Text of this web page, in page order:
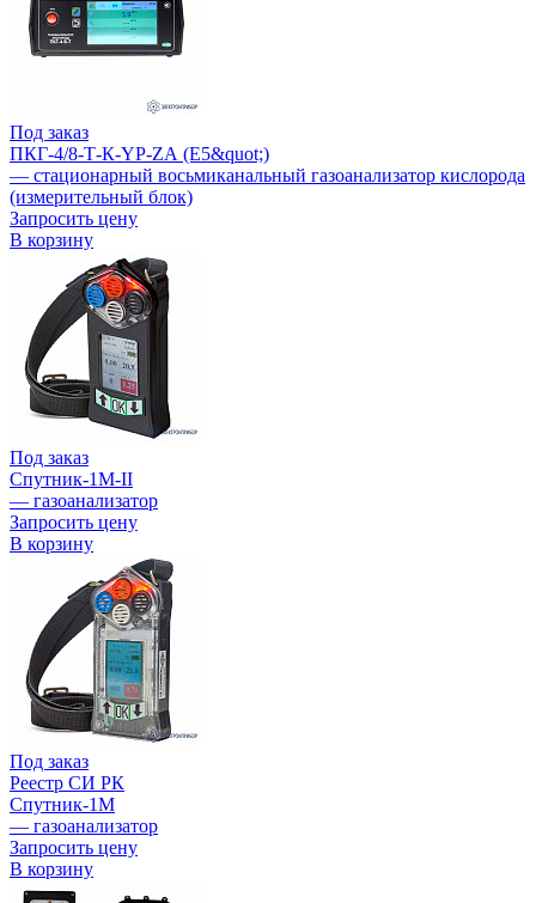
Под заказ
ПКГ-4/8-Т-К-YР-ZА (Е5&quot;)
— стационарный восьмиканальный газоанализатор кислорода
(измерительный блок)
Запросить цену
В корзину
Под заказ
Спутник-1М-II
— газоанализатор
Запросить цену
В корзину
Под заказ
Реестр СИ РК
Спутник-1М
— газоанализатор
Запросить цену
В корзину